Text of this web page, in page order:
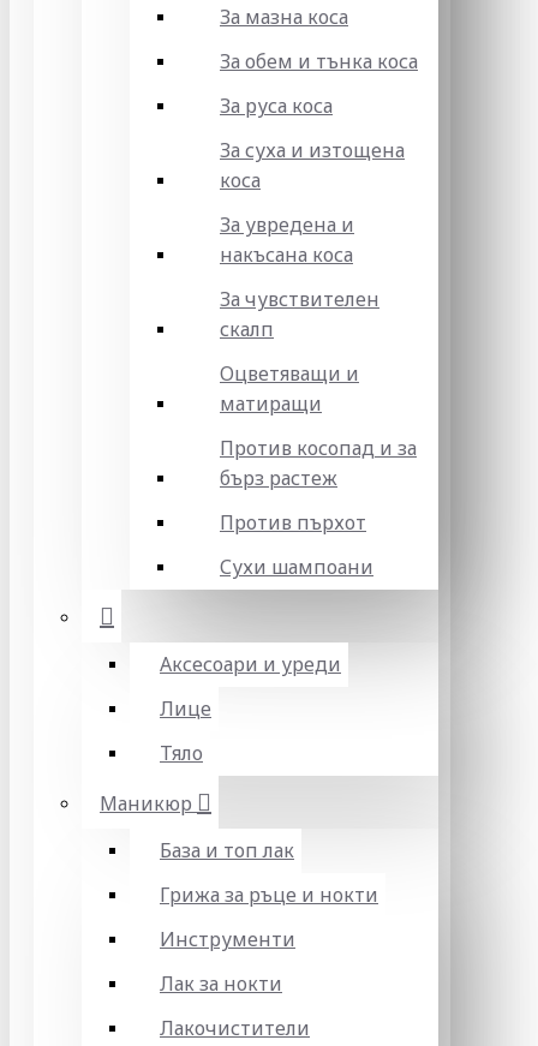
За мазна коса
За обем и тънка коса
За руса коса
За суха и изтощена
коса
За увредена и
накъсана коса
За чувствителен
скалп
Оцветяващи и
матиращи
Против косопад и за
бърз растеж
Против пърхот
Сухи шампоани
Аксесоари и уреди
Лице
Тяло
Маникюр
База и топ лак
Грижа за ръце и нокти
Инструменти
Лак за нокти
Лакочистители